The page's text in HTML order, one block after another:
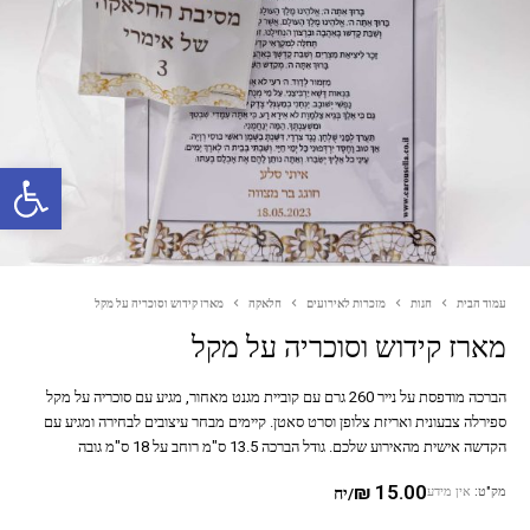
פתח סרגל נגישות
עמוד הבית חנות מזכרות לאירועים חלאקה מארז קידוש וסוכריה על מקל
מארז קידוש וסוכריה על מקל
מק"ט: אין מידע ₪ 15.00 /יח
הברכה מודפסת על נייר 260 גרם עם קוביית מגנט מאחור, מגיע עם סוכריה על מקל
ספירלה צבעונית ואריזת צלופן וסרט סאטן. קיימים מבחר עיצובים לבחירה ומגיע עם
הקדשה אישית מהאירוע שלכם. גודל הברכה 13.5 ס"מ רוחב על 18 ס"מ גובה